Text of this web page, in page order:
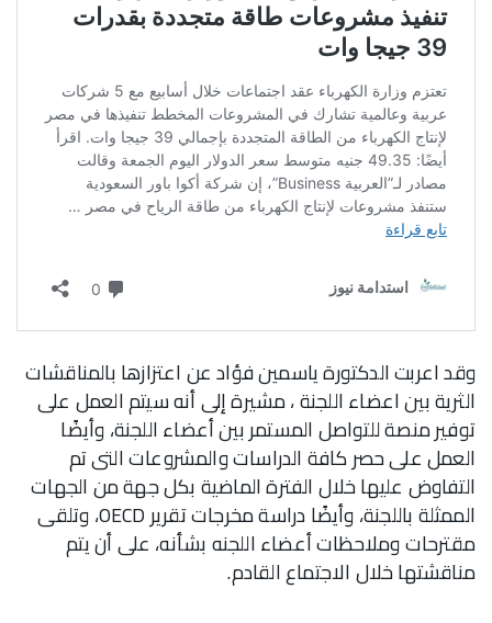
وقد اعربت الدكتورة ياسمين فؤاد عن اعتزازها بالمناقشات
الثرية بين اعضاء اللجنة ، مشيرة إلى أنه سيتم العمل على
توفير منصة للتواصل المستمر بين أعضاء اللجنة، وأيضًا
العمل على حصر كافة الدراسات والمشروعات التى تم
التفاوض عليها خلال الفترة الماضية بكل جهة من الجهات
الممثلة باللجنة، وأيضًا دراسة مخرجات تقرير OECD، وتلقى
مقترحات وملاحظات أعضاء اللجنه بشأنه، على أن يتم
مناقشتها خلال الاجتماع القادم.